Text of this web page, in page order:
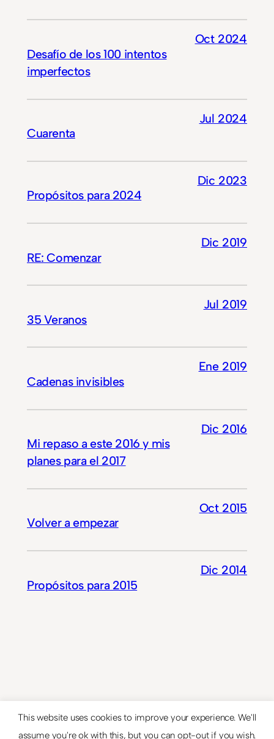
Desafío de los 100 intentos
imperfectos
Oct 2024
Cuarenta
Jul 2024
Propósitos para 2024
Dic 2023
RE: Comenzar
Dic 2019
35 Veranos
Jul 2019
Cadenas invisibles
Ene 2019
Mi repaso a este 2016 y mis
planes para el 2017
Dic 2016
Volver a empezar
Oct 2015
Propósitos para 2015
Dic 2014
This website uses cookies to improve your experience. We'll
assume you're ok with this, but you can opt-out if you wish.